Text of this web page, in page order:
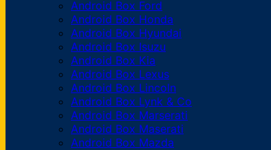
Android Box Ford
Android Box Honda
Android Box Hyundai
Android Box Isuzu
Android Box Kia
Android Box Lexus
Android Box Lincoln
Android Box Lynk & Co
Android Box Marserati
Android Box Maserati
Android Box Mazda